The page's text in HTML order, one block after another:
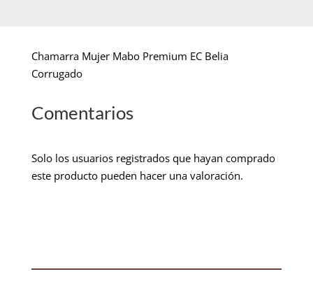
Chamarra Mujer Mabo Premium EC Belia
Corrugado
Comentarios
Solo los usuarios registrados que hayan comprado
este producto pueden hacer una valoración.